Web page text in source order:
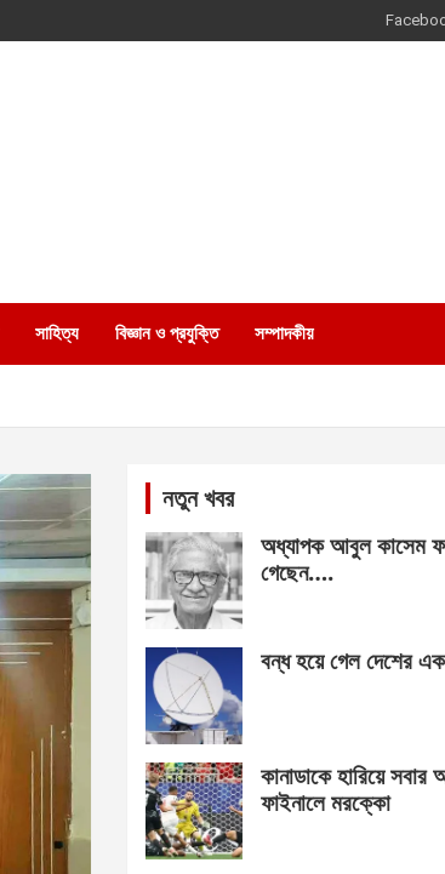
সাহিত্য বিজ্ঞান ও প্রযুক্তি সম্পাদকীয়
নতুন খবর
অধ্যাপক আবুল কাসেম
গেছেন….
বন্ধ হয়ে গেল দেশের
কানাডাকে হারিয়ে সবার
ফাইনালে মরক্কো